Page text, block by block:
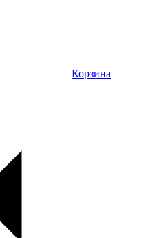
Корзина